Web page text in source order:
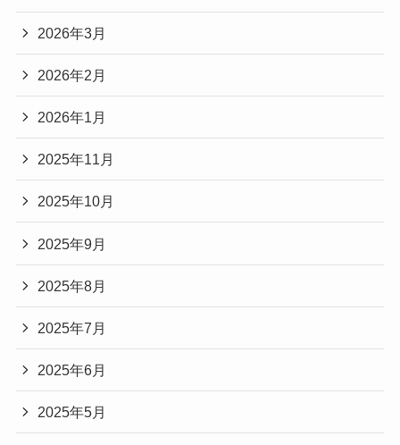
2026年3月
2026年2月
2026年1月
2025年11月
2025年10月
2025年9月
2025年8月
2025年7月
2025年6月
2025年5月